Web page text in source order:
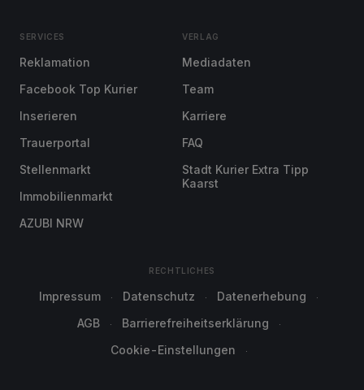
SERVICES
Reklamation
Facebook Top Kurier
Inserieren
Trauerportal
Stellenmarkt
Immobilienmarkt
AZUBI NRW
VERLAG
Mediadaten
Team
Karriere
FAQ
Stadt Kurier Extra Tipp
Kaarst
RECHTLICHES
Impressum Datenschutz
Datenerhebung
AGB
Barrierefreiheitserklärung
Cookie-Einstellungen